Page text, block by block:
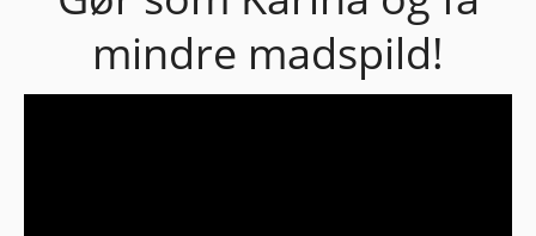
mindre madspild!